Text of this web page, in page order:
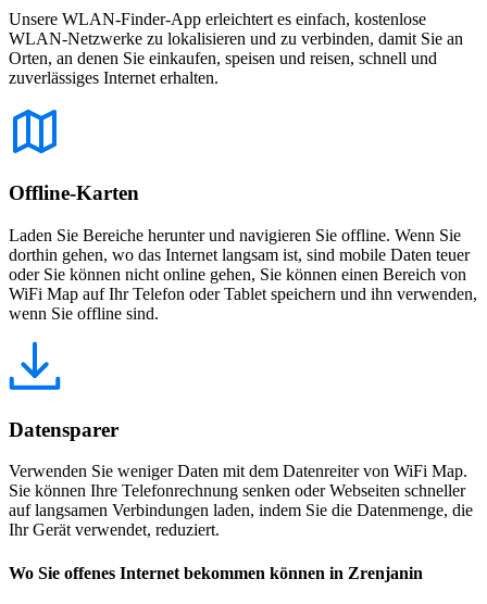
Unsere WLAN-Finder-App erleichtert es einfach, kostenlose
WLAN-Netzwerke zu lokalisieren und zu verbinden, damit Sie an
Orten, an denen Sie einkaufen, speisen und reisen, schnell und
zuverlässiges Internet erhalten.
Offline-Karten
Laden Sie Bereiche herunter und navigieren Sie offline. Wenn Sie
dorthin gehen, wo das Internet langsam ist, sind mobile Daten teuer
oder Sie können nicht online gehen, Sie können einen Bereich von
WiFi Map auf Ihr Telefon oder Tablet speichern und ihn verwenden,
wenn Sie offline sind.
Datensparer
Verwenden Sie weniger Daten mit dem Datenreiter von WiFi Map.
Sie können Ihre Telefonrechnung senken oder Webseiten schneller
auf langsamen Verbindungen laden, indem Sie die Datenmenge, die
Ihr Gerät verwendet, reduziert.
Wo Sie offenes Internet bekommen können in Zrenjanin